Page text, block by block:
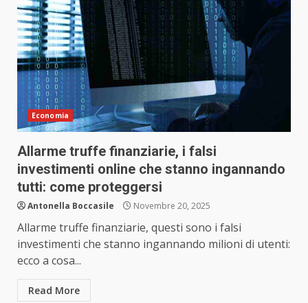
Economia
Allarme truffe finanziarie, i falsi
investimenti online che stanno ingannando
tutti: come proteggersi
Antonella Boccasile Novembre 20, 2025
Allarme truffe finanziarie, questi sono i falsi
investimenti che stanno ingannando milioni di utenti:
ecco a cosa...
Read More